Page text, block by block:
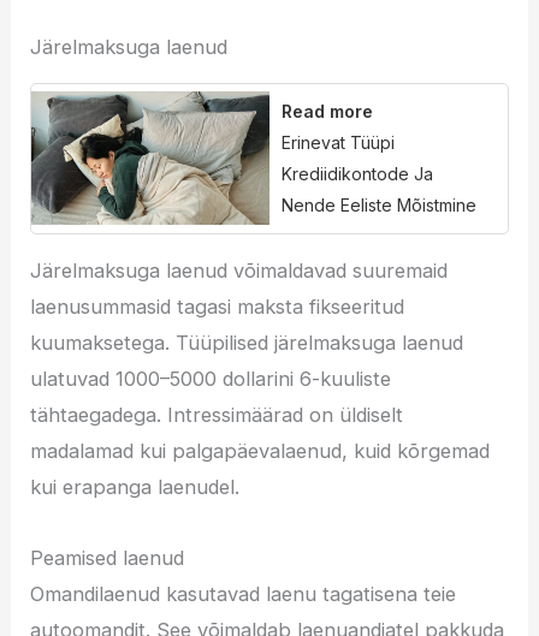
Järelmaksuga laenud
Read more
Erinevat Tüüpi
Krediidikontode Ja
Nende Eeliste Mõistmine
Järelmaksuga laenud võimaldavad suuremaid
laenusummasid tagasi maksta fikseeritud
kuumaksetega. Tüüpilised järelmaksuga laenud
ulatuvad 1000–5000 dollarini 6-kuuliste
tähtaegadega. Intressimäärad on üldiselt
madalamad kui palgapäevalaenud, kuid kõrgemad
kui erapanga laenudel.
Peamised laenud
Omandilaenud kasutavad laenu tagatisena teie
autoomandit. See võimaldab laenuandjatel pakkuda